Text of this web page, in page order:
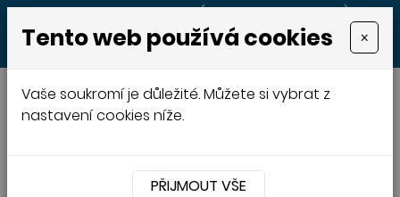
MENU
Tento web používá cookies ×
Vaše soukromí je důležité. Můžete si vybrat z
nastavení cookies níže.
PŘIJMOUT VŠE